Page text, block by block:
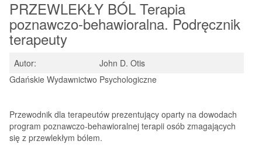
PRZEWLEKŁY BÓL Terapia
poznawczo-behawioralna. Podręcznik
terapeuty
Autor:
John D. Otis
Gdańskie Wydawnictwo Psychologiczne
Przewodnik dla terapeutów prezentujący oparty na dowodach
program poznawczo-behawioralnej terapii osób zmagających
się z przewlekłym bólem.